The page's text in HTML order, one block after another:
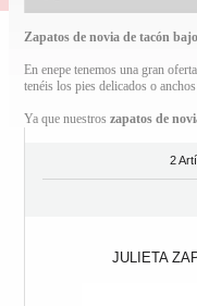
Zapatos de novia de tacón bajo
En enepe tenemos una gran
tenéis los pies delicados o
Ya que nuestros zapatos de
2
JULIETA